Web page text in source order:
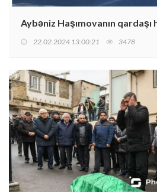
Aybəniz Haşımovanın qardaşı
22.02.2024 13:00:21 3478